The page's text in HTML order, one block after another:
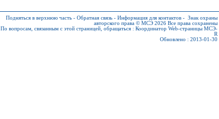
Подняться в верхнюю часть - Обратная связь - Информация для контактов - Знак охраны
авторского права © МСЭ 2026 Все права сохранены
По вопросам, связанным с этой страницей, обращаться : Координатор Web-страницы МСЭ-
R
Обновлено : 2013-01-30